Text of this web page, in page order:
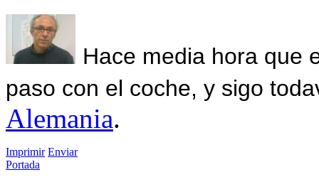
Hace media hora que
paso con el coche, y sigo
Alemania.
Imprimir Enviar
Portada